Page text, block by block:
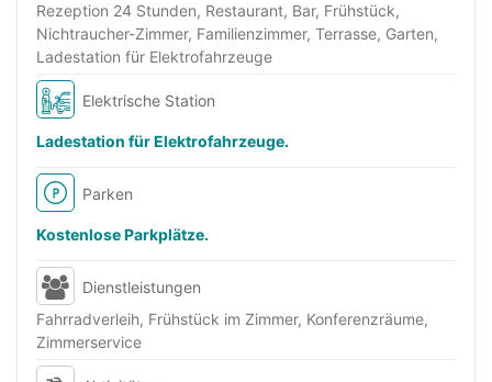
Rezeption 24 Stunden, Restaurant, Bar, Frühstück,
Nichtraucher-Zimmer, Familienzimmer, Terrasse, Garten,
Ladestation für Elektrofahrzeuge
Elektrische Station
Ladestation für Elektrofahrzeuge.
Parken
Kostenlose Parkplätze.
Dienstleistungen
Fahrradverleih, Frühstück im Zimmer, Konferenzräume,
Zimmerservice